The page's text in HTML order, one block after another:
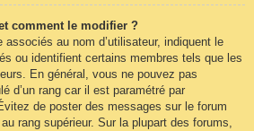
comment le modifier ?
associés au nom d’utilisateur, indiquent le
ou identifient certains membres tels que les
En général, vous ne pouvez pas
d’un rang car il est paramétré par
de poster des messages sur le forum
rang supérieur. Sur la plupart des forums,